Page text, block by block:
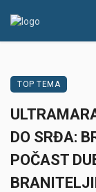
TOP TEMA
DO SRĐA:
POČAST